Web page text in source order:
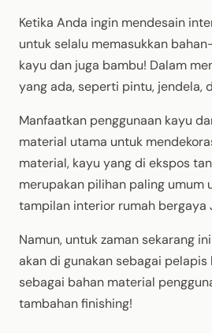
Ketika Anda ingin mendesain
untuk selalu memasukkan
kayu dan juga bambu! Dalam
yang ada, seperti pintu, jendela,
Manfaatkan penggunaan kayu
material utama untuk
material, kayu yang di ekspos
merupakan pilihan paling umum
tampilan interior rumah bergaya
Namun, untuk zaman sekarang
akan di gunakan sebagai pelapis
sebagai bahan material
tambahan finishing!